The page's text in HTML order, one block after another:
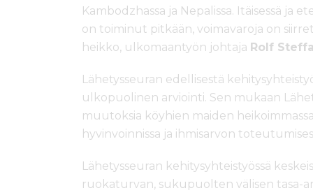
Kambodzhassa ja Nepalissa. Itäisessä ja
on toiminut pitkään, voimavaroja on
heikko, ulkomaantyön johtaja Rolf
Lähetysseuran edellisestä
ulkopuolinen arviointi. Sen mukaan
muutoksia köyhien maiden
hyvinvoinnissa ja ihmisarvon
Lähetysseuran kehitysyhteistyössä
ruokaturvan, sukupuolten välisen tasa-